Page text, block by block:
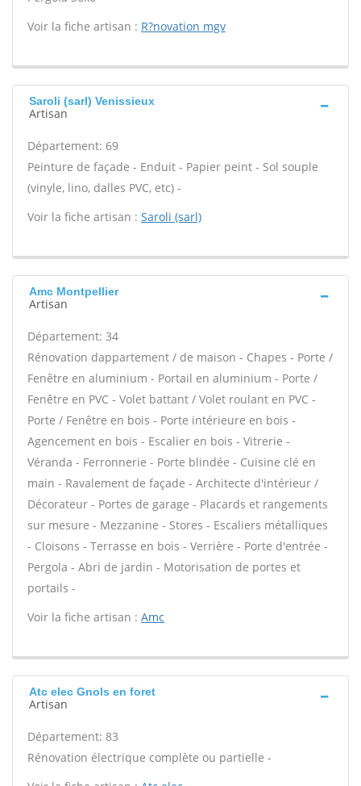
Voir la fiche artisan : R?novation mgv
Saroli (sarl) Venissieux
Artisan
Département: 69
Peinture de façade - Enduit - Papier peint - Sol souple
(vinyle, lino, dalles PVC, etc) -
Voir la fiche artisan : Saroli (sarl)
Amc Montpellier
Artisan
Département: 34
Rénovation dappartement / de maison - Chapes - Porte /
Fenêtre en aluminium - Portail en aluminium - Porte /
Fenêtre en PVC - Volet battant / Volet roulant en PVC -
Porte / Fenêtre en bois - Porte intérieure en bois -
Agencement en bois - Escalier en bois - Vitrerie -
Véranda - Ferronnerie - Porte blindée - Cuisine clé en
main - Ravalement de façade - Architecte d'intérieur /
Décorateur - Portes de garage - Placards et rangements
sur mesure - Mezzanine - Stores - Escaliers métalliques
- Cloisons - Terrasse en bois - Verrière - Porte d'entrée -
Pergola - Abri de jardin - Motorisation de portes et
portails -
Voir la fiche artisan : Amc
Atc elec Gnols en foret
Artisan
Département: 83
Rénovation électrique complète ou partielle -